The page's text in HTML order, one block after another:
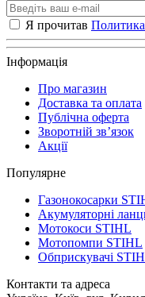
Я прочитав Политика
Інформація
Про магазин
Доставка та оплата
Публічна оферта
Зворотній зв’язок
Акції
Популярне
Газонокосарки
Акумуляторні
Мотокоси STIHL
Мотопомпи STIHL
Обприскувачі
Контакти та адреса